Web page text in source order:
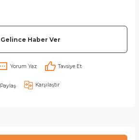
Gelince Haber Ver
Yorum Yaz Tavsiye Et
Paylaş Karşılaştır